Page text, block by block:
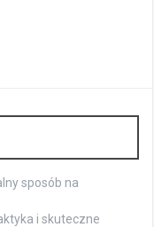
sposób na
i skuteczne